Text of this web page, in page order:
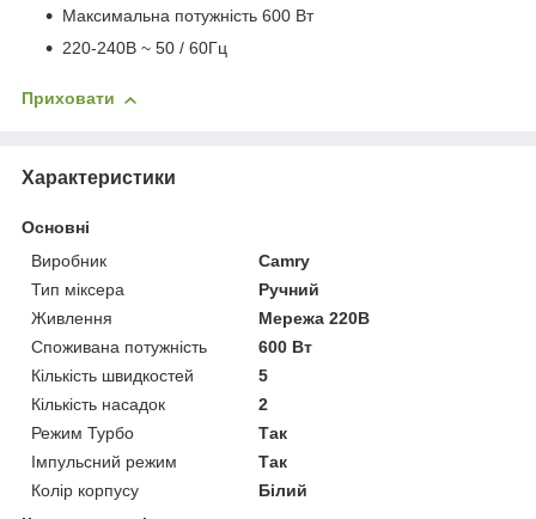
Максимальна потужність 600 Вт
220-240В ~ 50 / 60Гц
Приховати
Характеристики
Основні
Виробник
Camry
Тип міксера
Ручний
Живлення
Мережа 220В
Споживана потужність
600 Вт
Кількість швидкостей
5
Кількість насадок
2
Режим Турбо
Так
Імпульсний режим
Так
Колір корпусу
Білий